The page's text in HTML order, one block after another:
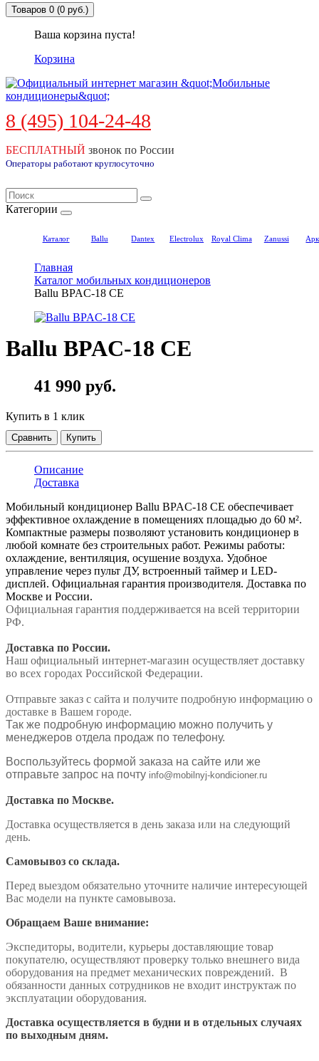
Товаров 0 (0 руб.)
Ваша корзина пуста!
Корзина
8 (495) 104-24-48
БЕСПЛАТНЫЙ звонок по России
Операторы работают круглосуточно
Категории
Каталог Ballu Dantex Electrolux Royal Clima Zanussi
Главная
Каталог мобильных кондиционеров
Ballu BPAC-18 CE
Ballu BPAC-18 CE
41 990 руб.
Купить в 1 клик
Сравнить Купить
Описание
Доставка
Мобильный кондиционер Ballu BPAC-18 CE обеспечивает
эффективное охлаждение в помещениях площадью до 60 м².
Компактные размеры позволяют установить кондиционер в
любой комнате без строительных работ. Режимы работы:
охлаждение, вентиляция, осушение воздуха. Удобное
управление через пульт ДУ, встроенный таймер и LED-
дисплей. Официальная гарантия производителя. Доставка по
Москве и России.
Официальная гарантия поддерживается на всей территории
РФ.
Доставка по России.
Наш официальный интернет-магазин осуществляет доставку
во всех городах Российской Федерации.
Отправьте заказ с сайта и получите подробную информацию о
доставке в Вашем городе.
Так же подробную информацию можно получить у
менеджеров отдела продаж по телефону.
Воспользуйтесь формой заказа на сайте или же
отправьте запрос на почту info@mobilnyj-kondicioner.ru
Доставка по Москве.
Доставка осуществляется в день заказа или на следующий
день.
Самовывоз со склада.
Перед выездом обязательно уточните наличие интересующей
Вас модели на пункте самовывоза.
Обращаем Ваше внимание:
Экспедиторы, водители, курьеры доставляющие товар
покупателю, осуществляют проверку только внешнего вида
оборудования на предмет механических повреждений. В
обязанности данных сотрудников не входит инструктаж по
эксплуатации оборудования.
Доставка осуществляется в будни и в отдельных случаях
по выходным дням.